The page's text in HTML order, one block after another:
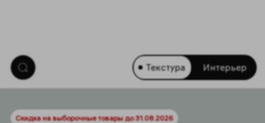
Текстура Интерьер
Скидка на выборочные товары до 31.08.2026